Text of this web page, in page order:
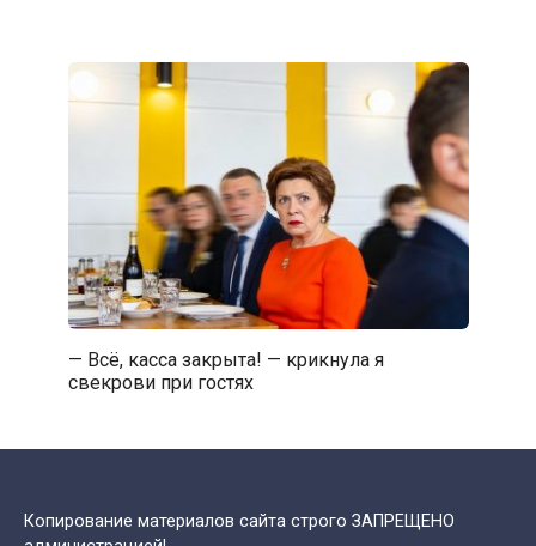
— Всё, касса закрыта! — крикнула я
свекрови при гостях
Копирование материалов сайта строго ЗАПРЕЩЕНО